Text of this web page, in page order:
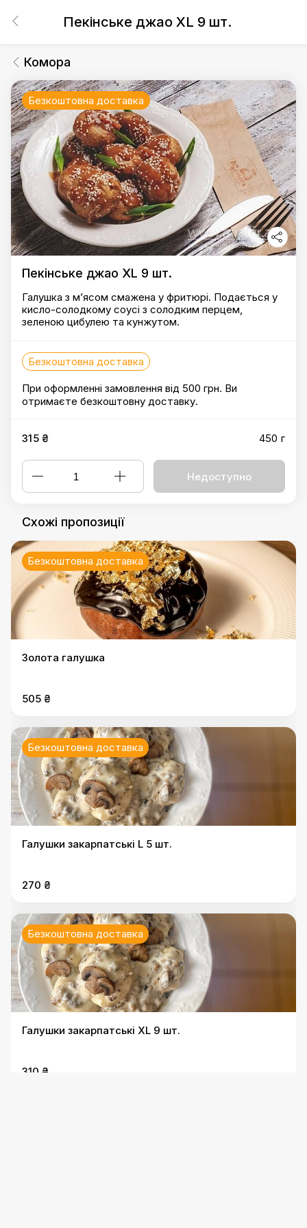
Пекiнське джао XL 9 шт.
Комора
Безкоштовна доставка
Пекiнське джао XL 9 шт.
Галушка з м’ясом смажена у фритюрі. Подається у
кисло-солодкому соусі з солодким перцем,
зеленою цибулею та кунжутом.
Безкоштовна доставка
При оформленні замовлення від 500 грн. Ви
отримаєте безкоштовну доставку.
315 ₴ 450 г
Недоступно
Схожі пропозиції
Безкоштовна доставка
Золота галушка
505 ₴
Безкоштовна доставка
Галушки закарпатські L 5 шт.
270 ₴
Безкоштовна доставка
Галушки закарпатські XL 9 шт.
310 ₴